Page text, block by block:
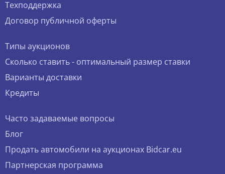
Техподдержка
Договор публичной оферты
Типы аукционов
Сколько ставить - оптимальный размер ставки
Варианты доставки
Кредиты
Часто задаваемые вопросы
Блог
Продать автомобили на аукционах Bidcar.eu
Партнерская программа